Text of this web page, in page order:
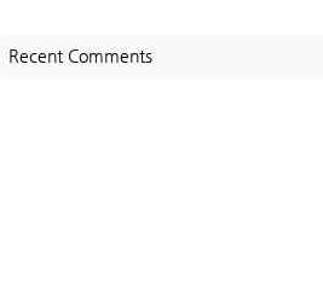
Recent Comments